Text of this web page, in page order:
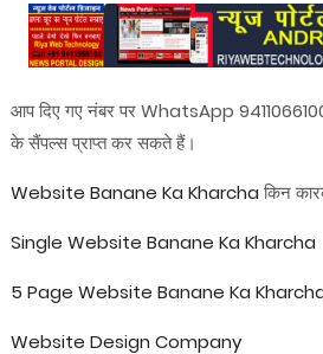
आप दिए गए नंबर पर WhatsApp
के सैंपल्स प्राप्त कर सकते हैं।
Website Banane Ka Kharchaकिन
Single Website Banane Ka Kharcha
5 Page Website Banane Ka
Website Design Company